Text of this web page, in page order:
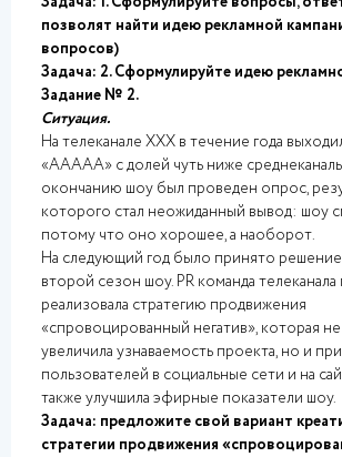
позволят найти идею рекламной
вопросов)
Задача: 2. Сформулируйте идею
Задание № 2.
Ситуация.
На телеканале ХХХ в течение года
«ААААА» с долей чуть ниже
окончанию шоу был проведен опрос,
которого стал неожиданный вывод: шоу
потому что оно хорошее, а наоборот.
На следующий год было принято
второй сезон шоу. PR команда телеканала
реализовала стратегию продвижения
«спровоцированный негатив», которая
увеличила узнаваемость проекта, но и
пользователей в социальные сети и на
также улучшила эфирные показатели шоу.
Задача: предложите свой вариант
стратегии продвижения